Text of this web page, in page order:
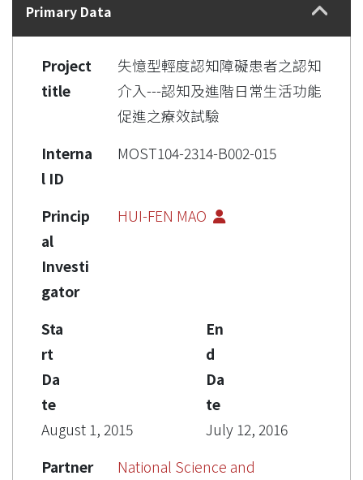
Primary Data
Project
title
失憶型輕度認知障礙患者之認知
介入---認知及進階日常生活功能
促進之療效試驗
Interna
l ID
MOST104-2314-B002-015
Princip
al
Investi
gator
HUI-FEN MAO
Sta
rt
Da
te
August 1, 2015
En
d
Da
te
July 12, 2016
Partner
National Science and